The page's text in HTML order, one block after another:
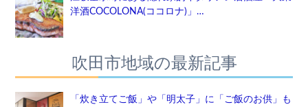
洋酒COCOLONA(ココロナ)」…
吹田市地域の最新記事
「炊き立てご飯」や「明太子」に「ご飯のお供」も